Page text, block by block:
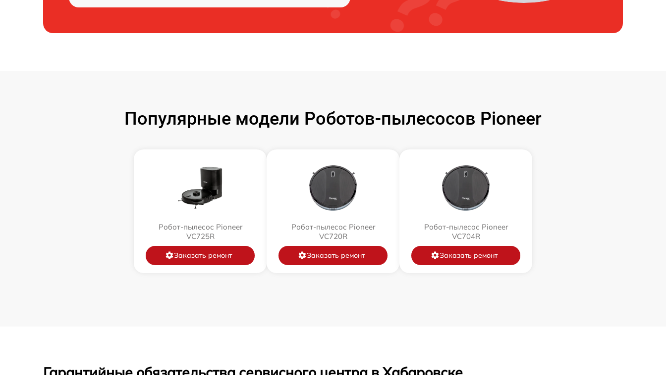
Популярные модели Роботов-пылесосов Pioneer
Робот-пылесос Pioneer
VC725R
Заказать ремонт
Робот-пылесос Pioneer
VC720R
Заказать ремонт
Робот-пылесос Pioneer
VC704R
Заказать ремонт